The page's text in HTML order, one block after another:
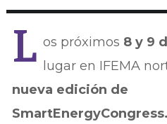
L os próximos 8 y 9
lugar en IFEMA
nueva edición de